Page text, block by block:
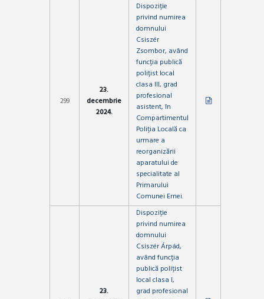
299
23.
decembrie
2024.
Dispoziție
privind numirea
domnului
Csiszér
Zsombor, având
funcția publică
polițist local
clasa III, grad
profesional
asistent, în
Compartimentul
Poliția Locală ca
urmare a
reorganizării
aparatului de
specialitate al
Primarului
Comunei Ernei.
23.
Dispoziție
privind numirea
domnului
Csiszér Árpád,
având funcția
publică polițist
local clasa I,
grad profesional